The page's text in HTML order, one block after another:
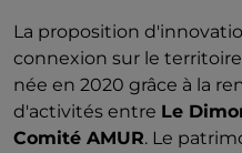
La proposition
connexion sur le
née en 2020 grâce à la
d'activités entre Le
Comité AMUR. Le